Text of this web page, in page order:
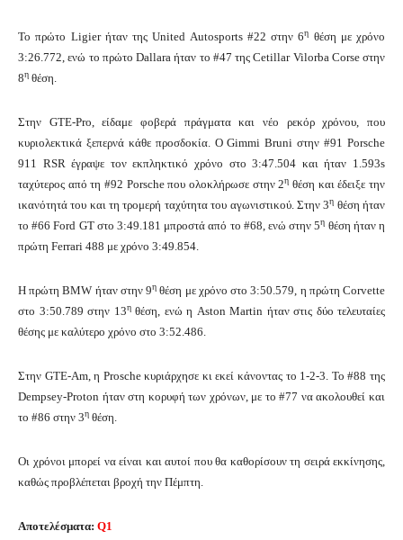
To πρώτο Ligier ήταν της United Autosports #22 στην 6η θέση με χρόνο
3:26.772, ενώ το πρώτο Dallara ήταν το #47 της Cetillar Vilorba Corse στην
8η θέση.
Στην GTE-Pro, είδαμε φοβερά πράγματα και νέο ρεκόρ χρόνου, που
κυριολεκτικά ξεπερνά κάθε προσδοκία. Ο Gimmi Bruni στην #91 Porsche
911 RSR έγραψε τον εκπληκτικό χρόνο στο 3:47.504 και ήταν 1.593s
ταχύτερος από τη #92 Porsche που ολοκλήρωσε στην 2η θέση και έδειξε την
ικανότητά του και τη τρομερή ταχύτητα του αγωνιστικού. Στην 3η θέση ήταν
το #66 Ford GT στο 3:49.181 μπροστά από το #68, ενώ στην 5η θέση ήταν η
πρώτη Ferrari 488 με χρόνο 3:49.854.
Η πρώτη BMW ήταν στην 9η θέση με χρόνο στο 3:50.579, η πρώτη Corvette
στο 3:50.789 στην 13ηθέση, ενώ η Aston Martin ήταν στις δύο τελευταίες
θέσης με καλύτερο χρόνο στο 3:52.486.
Στην GTE-Am, η Prosche κυριάρχησε κι εκεί κάνοντας το 1-2-3. Το #88 της
Dempsey-Proton ήταν στη κορυφή των χρόνων, με το #77 να ακολουθεί και
το #86 στην 3η θέση.
Οι χρόνοι μπορεί να είναι και αυτοί που θα καθορίσουν τη σειρά εκκίνησης,
καθώς προβλέπεται βροχή την Πέμπτη.
Αποτελέσματα: Q1